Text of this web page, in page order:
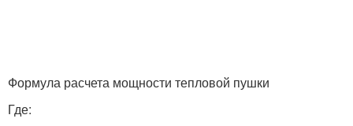
Формула расчета мощности тепловой пушки
Где: